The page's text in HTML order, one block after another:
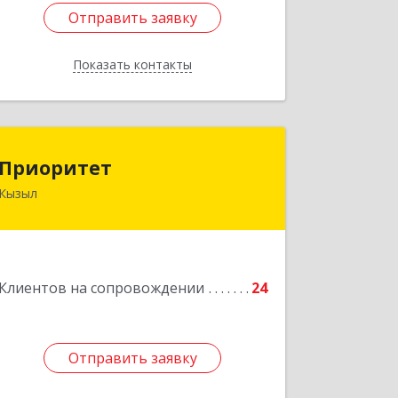
Отправить заявку
Показать контакты
Отправить заявку
Назад
Приоритет
Кызыл
Клиентов на сопровождении 24
Отправить заявку
Подробнее
Отправить заявку